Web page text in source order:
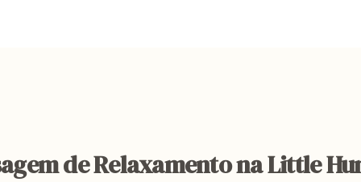
de Relaxamento na Little